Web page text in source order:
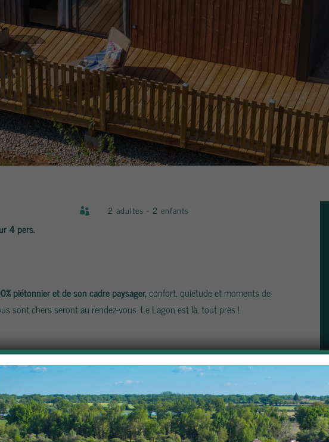
 2 adultes - 2 enfants
4 pers.
piétonnier et de son cadre paysager,confort, quiétude et moments de
sont chers seront au rendez-vous. Le Lagon est là, tout près !
maximum et agrémentez votre séjour de nos services VIP *****, livrés
nos skippers :
savoir +
+